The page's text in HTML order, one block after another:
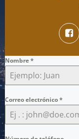
Nombre*
Correo electrónico*